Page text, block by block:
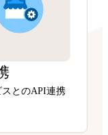
とのAPI連携